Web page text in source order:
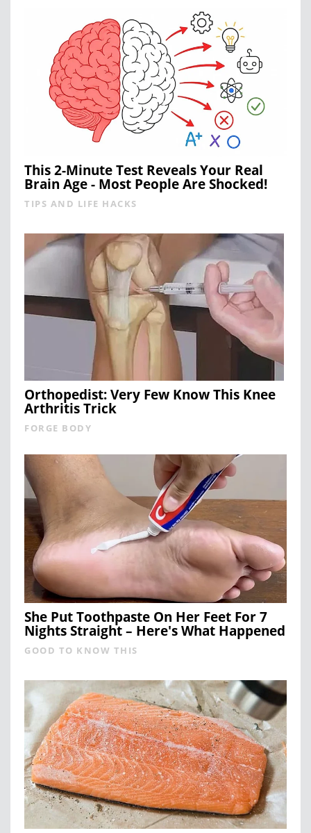
This 2-Minute Test Reveals Your Real
Brain Age - Most People Are Shocked!
TIPS AND LIFE HACKS
Orthopedist: Very Few Know This Knee
Arthritis Trick
FORGE BODY
She Put Toothpaste On Her Feet For 7
Nights Straight – Here's What Happened
GOOD TO KNOW THIS